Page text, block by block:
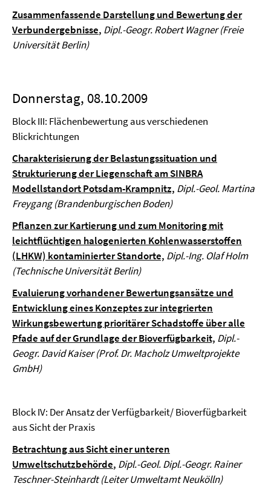
Zusammenfassende Darstellung und Bewertung der
Verbundergebnisse, Dipl.-Geogr. Robert Wagner (Freie
Universität Berlin)
Donnerstag, 08.10.2009
Block III: Flächenbewertung aus verschiedenen
Blickrichtungen
Charakterisierung der Belastungssituation und
Strukturierung der Liegenschaft am SINBRA
Modellstandort Potsdam-Krampnitz, Dipl.-Geol. Martina
Freygang (Brandenburgischen Boden)
Pflanzen zur Kartierung und zum Monitoring mit
leichtflüchtigen halogenierten Kohlenwasserstoffen
(LHKW) kontaminierter Standorte, Dipl.-Ing. Olaf Holm
(Technische Universität Berlin)
Evaluierung vorhandener Bewertungsansätze und
Entwicklung eines Konzeptes zur integrierten
Wirkungsbewertung prioritärer Schadstoffe über alle
Pfade auf der Grundlage der Bioverfügbarkeit, Dipl.-
Geogr. David Kaiser (Prof. Dr. Macholz Umweltprojekte
GmbH)
Block IV: Der Ansatz der Verfügbarkeit/ Bioverfügbarkeit
aus Sicht der Praxis
Betrachtung aus Sicht einer unteren
Umweltschutzbehörde, Dipl.-Geol. Dipl.-Geogr. Rainer
Teschner-Steinhardt (Leiter Umweltamt Neukölln)